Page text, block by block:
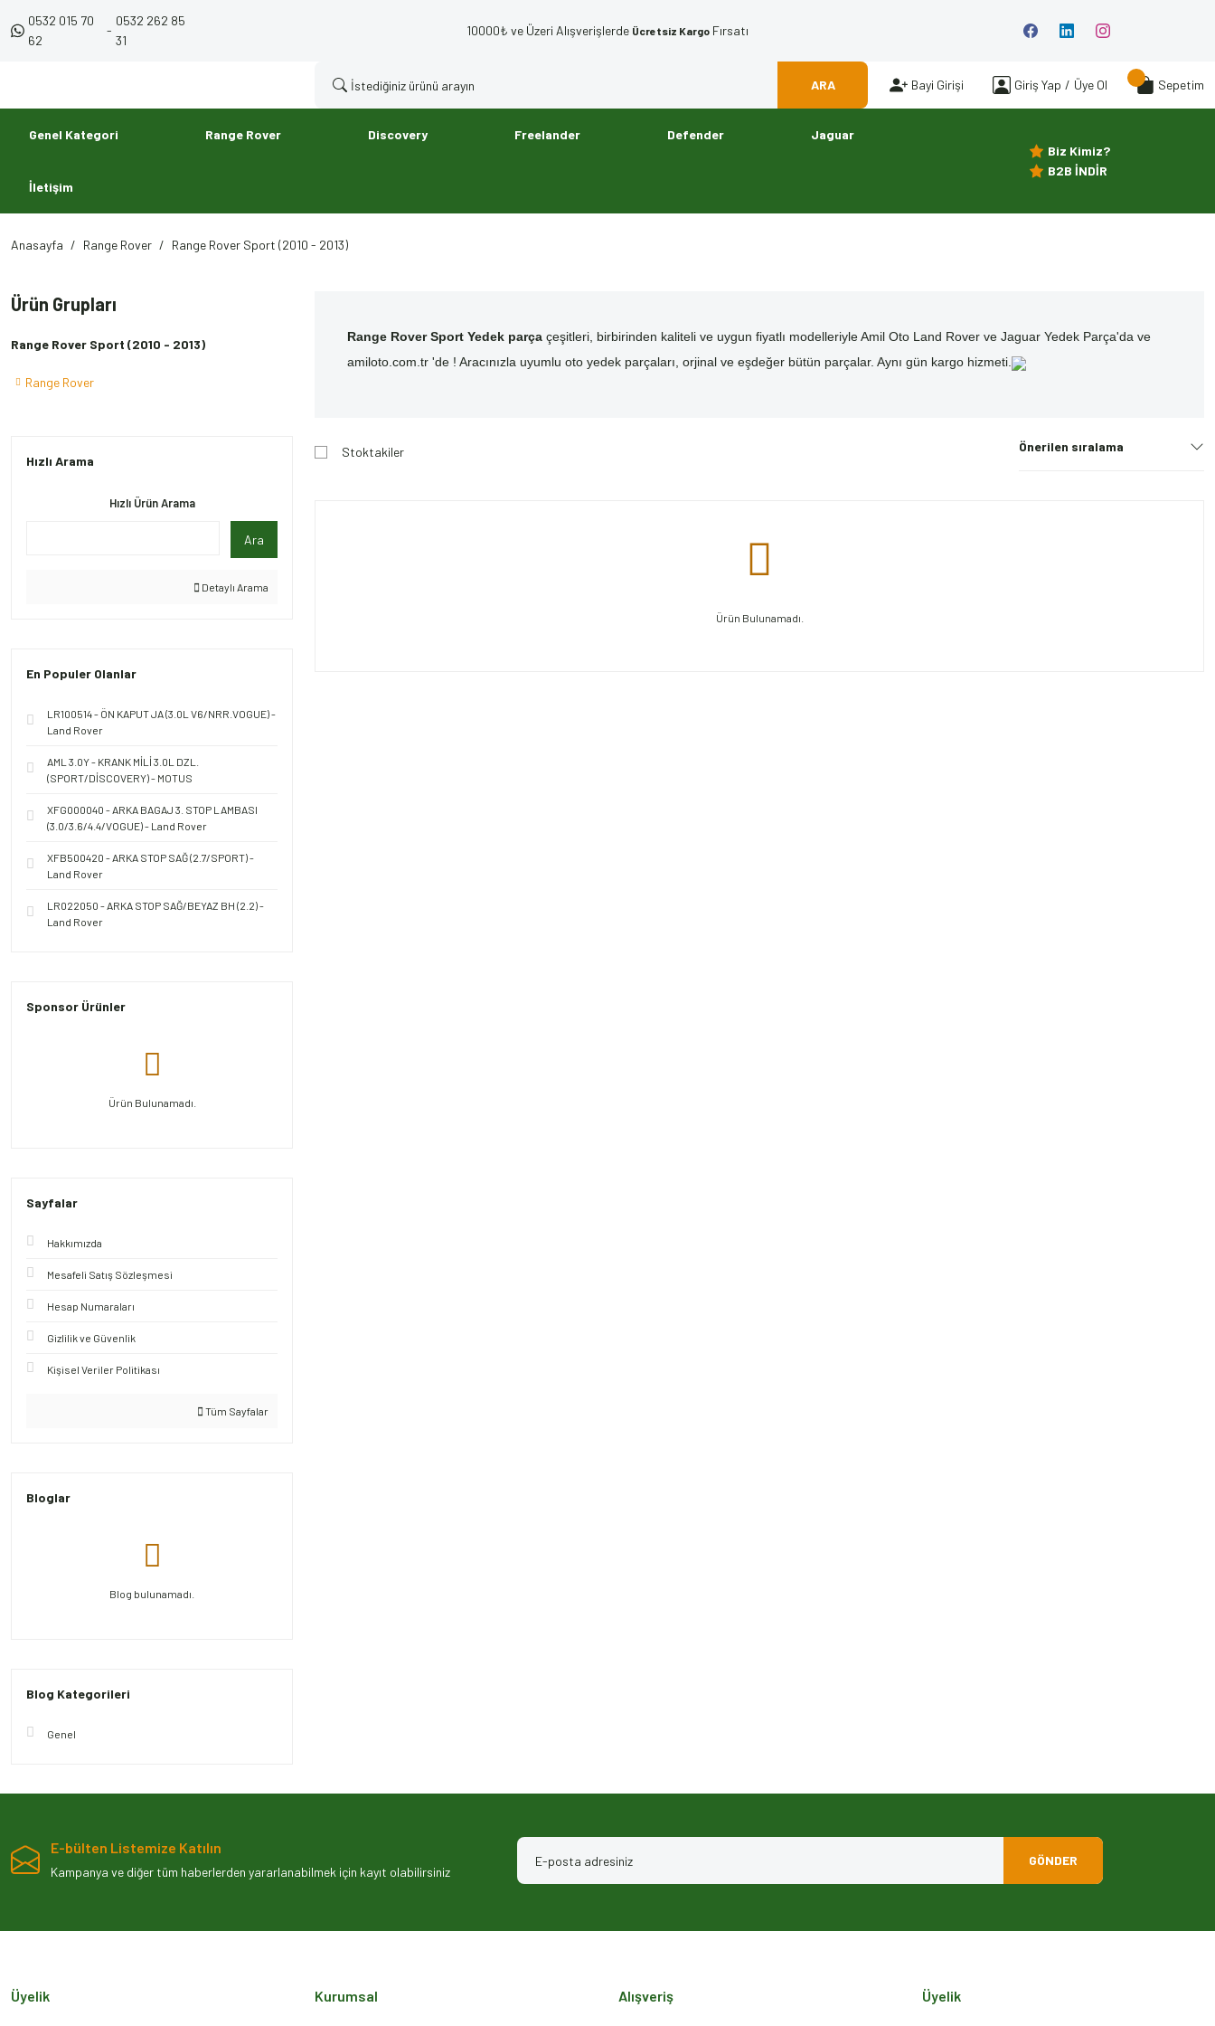
0532 015 70
62
-
0532 262 85
31
10000₺ ve Üzeri Alışverişlerde Ücretsiz Kargo Fırsatı
ARA Bayi Girişi Giriş Yap / Üye Ol Sepetim
Genel Kategori Range Rover Discovery Freelander Defender Jaguar
İletişim
Biz Kimiz?
B2B İNDİR
Anasayfa Range Rover Range Rover Sport (2010 - 2013)
Ürün Grupları
Range Rover Sport (2010 - 2013)
Range Rover
Hızlı Arama
Hızlı Ürün Arama
Ara
Detaylı Arama
En Populer Olanlar
LR100514 - ÖN KAPUT JA (3.0L V6/NRR.VOGUE) -
Land Rover
AML 3.0Y - KRANK MİLİ 3.0L DZL.
(SPORT/DİSCOVERY) - MOTUS
XFG000040 - ARKA BAGAJ 3. STOP LAMBASI
(3.0/3.6/4.4/VOGUE) - Land Rover
XFB500420 - ARKA STOP SAĞ (2.7/SPORT) -
Land Rover
LR022050 - ARKA STOP SAĞ/BEYAZ BH (2.2) -
Land Rover
Sponsor Ürünler
Ürün Bulunamadı.
Sayfalar
Hakkımızda
Mesafeli Satış Sözleşmesi
Hesap Numaraları
Gizlilik ve Güvenlik
Kişisel Veriler Politikası
Tüm Sayfalar
Bloglar
Blog bulunamadı.
Blog Kategorileri
Genel
Range Rover Sport Yedek parça çeşitleri, birbirinden kaliteli ve uygun fiyatlı modelleriyle Amil Oto Land Rover ve Jaguar Yedek Parça'da ve
amiloto.com.tr 'de ! Aracınızla uyumlu oto yedek parçaları, orjinal ve eşdeğer bütün parçalar. Aynı gün kargo hizmeti.
Stoktakiler
Ürün Bulunamadı.
E-bülten Listemize Katılın
Kampanya ve diğer tüm haberlerden yararlanabilmek için kayıt olabilirsiniz
GÖNDER
Üyelik Kurumsal Alışveriş Üyelik